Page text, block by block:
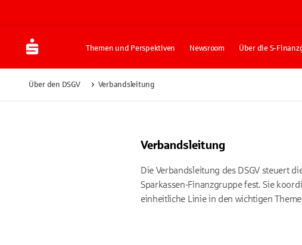
Themen und Perspektiven Newsroom Über die S-
Über den DSGV Verbandsleitung
Verbandsleitung
Die Verbandsleitung des DSGV steuert
Sparkassen-Finanzgruppe fest. Sie
einheitliche Linie in den wichtigen